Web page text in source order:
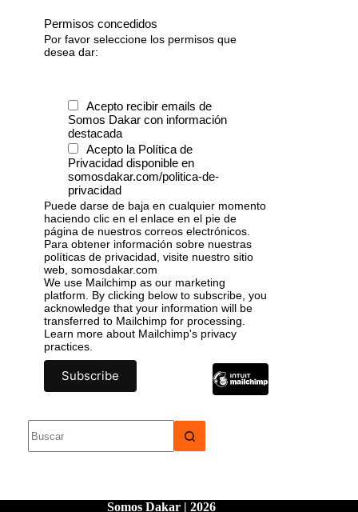
Permisos concedidos
Por favor seleccione los permisos que
desea dar:
Acepto recibir emails de
Somos Dakar con información
destacada
Acepto la Política de
Privacidad disponible en
somosdakar.com/politica-de-
privacidad
Puede darse de baja en cualquier momento
haciendo clic en el enlace en el pie de
página de nuestros correos electrónicos.
Para obtener información sobre nuestras
políticas de privacidad, visite nuestro sitio
web, somosdakar.com
We use Mailchimp as our marketing
platform. By clicking below to subscribe, you
acknowledge that your information will be
transferred to Mailchimp for processing.
Learn more about Mailchimp's privacy
practices.
Somos Dakar | 2026